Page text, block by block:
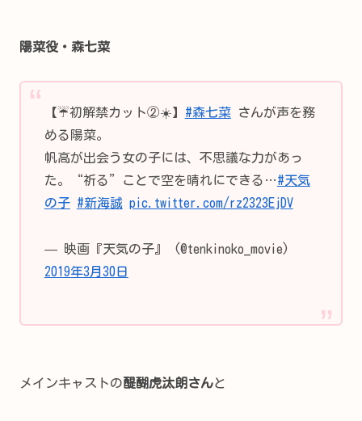
陽菜役・森七菜
【☔️初解禁カット②☀️】 #森七菜さんが声を務
める陽菜。
帆高が出会う女の子には、不思議な力があっ
た。“祈る”ことで空を晴れにできる…#天気
の子 #新海誠 pic.twitter.com/rz2323EjDV
— 映画『天気の子』 (@tenkinoko_movie)
2019年3月30日
メインキャストの醍醐虎汰朗さんと